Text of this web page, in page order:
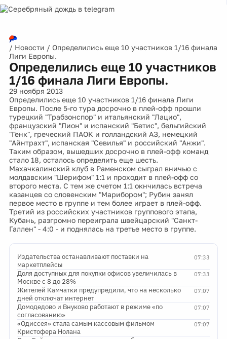
/ Новости / Определились еще 10 участников 1/16 финала
Лиги Европы.
Определились еще 10 участников
1/16 финала Лиги Европы.
29 ноября 2013
Определились еще 10 участников 1/16 финала Лиги
Европы. После 5-го тура досрочно в плей-офф прошли
турецкий "Трабзонспор" и итальянский "Лацио",
французский "Лион" и испанский "Бетис", бельгийский
"Генк", греческий ПАОК и голландский АЗ, немецкий
"Айнтрахт", испанская "Севилья" и российский "Анжи".
Таким образом, вышедших досрочно в плей-офф команд
стало 18, осталось определить еще шесть.
Махачкалинский клуб в Раменском сыграл вничью с
молдавским "Шерифом" 1:1 и проходит в плей-офф со
второго места. С тем же счетом 1:1 окнчилась встреча
казанцев со словенским "Марибором"; Рубин занял
первое место в группе и тем более играет в плей-офф.
Третий из российских участников группового этапа,
Кубань, разгромно переиграла швейцарский "Санкт-
Галлен" - 4:0 - и поднялась на третье место в группе.
07:33
Издательства останавливают поставки на
маркетплейсы
07:33
Доля доступных для покупки офисов увеличилась в
Москве с 8 до 28%
07:07
Жителей Камчатки предупредили, что на несколько
дней отключат интернет
07:07
Домодедово и Внуково работают в режиме «по
согласованию»
07:07
«Одиссея» стала самым кассовым фильмом
Кристофера Нолана